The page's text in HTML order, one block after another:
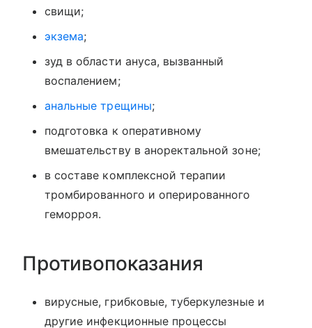
свищи;
экзема;
зуд в области ануса, вызванный
воспалением;
анальные трещины;
подготовка к оперативному
вмешательству в аноректальной зоне;
в составе комплексной терапии
тромбированного и оперированного
геморроя.
Противопоказания
вирусные, грибковые, туберкулезные и
другие инфекционные процессы